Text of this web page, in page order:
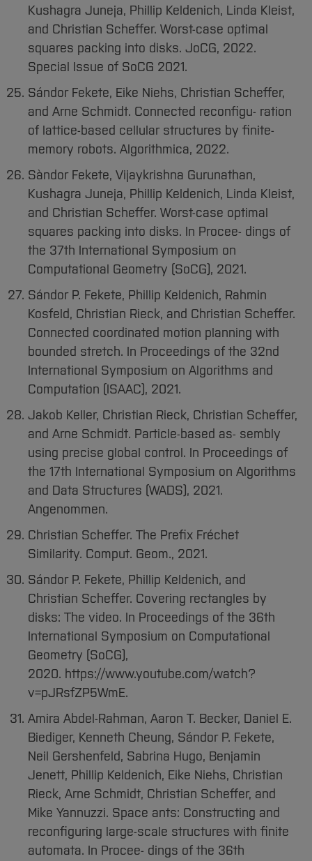
Kushagra Juneja, Phillip Keldenich, Linda Kleist,
and Christian Scheffer. Worst-case optimal
squares packing into disks. JoCG, 2022.
Special Issue of SoCG 2021.
Sándor Fekete, Eike Niehs, Christian Scheffer,
and Arne Schmidt. Connected reconfigu- ration
of lattice-based cellular structures by finite-
memory robots. Algorithmica, 2022.
Sàndor Fekete, Vijaykrishna Gurunathan,
Kushagra Juneja, Phillip Keldenich, Linda Kleist,
and Christian Scheffer. Worst-case optimal
squares packing into disks. In Procee- dings of
the 37th International Symposium on
Computational Geometry (SoCG), 2021.
Sándor P. Fekete, Phillip Keldenich, Rahmin
Kosfeld, Christian Rieck, and Christian Scheffer.
Connected coordinated motion planning with
bounded stretch. In Proceedings of the 32nd
International Symposium on Algorithms and
Computation (ISAAC), 2021.
Jakob Keller, Christian Rieck, Christian Scheffer,
and Arne Schmidt. Particle-based as- sembly
using precise global control. In Proceedings of
the 17th International Symposium on Algorithms
and Data Structures (WADS), 2021.
Angenommen.
Christian Scheffer. The Prefix Fréchet
Similarity. Comput. Geom., 2021.
Sándor P. Fekete, Phillip Keldenich, and
Christian Scheffer. Covering rectangles by
disks: The video. In Proceedings of the 36th
International Symposium on Computational
Geometry (SoCG),
2020. https://www.youtube.com/watch?
v=pJRsfZP5WmE.
Amira Abdel-Rahman, Aaron T. Becker, Daniel E.
Biediger, Kenneth Cheung, Sándor P. Fekete,
Neil Gershenfeld, Sabrina Hugo, Benjamin
Jenett, Phillip Keldenich, Eike Niehs, Christian
Rieck, Arne Schmidt, Christian Scheffer, and
Mike Yannuzzi. Space ants: Constructing and
reconfiguring large-scale structures with finite
automata. In Procee- dings of the 36th